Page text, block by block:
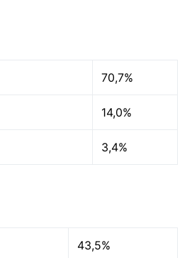
70,7%
14,0%
3,4%
43,5%